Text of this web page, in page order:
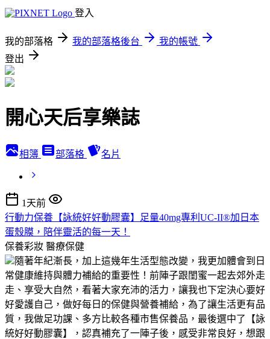
登入
我的部落格 我的部落格後台
我的帳號
登出
開心天后享樂誌
相簿 部落格 名片
1天前
行動力保養【詠統好好動膠囊】足量40mg專利UC-II®加日本
蛋殼膜，陪伴靈活的每一天！
保養彩妝 醫療保健
隨著年紀漸長，加上這幾年生活型態改變，我更加體會到日
常健康維持與體力補給的重要性！前陣子跟閨蜜一起去郊外走
走、享受大自然，看著大家充沛的活力，讓我也下定決心要好
好愛護自己，做好每日的保健與營養補給，為了讓生活更有品
質，我做足功課、多方比較各種市售保養品，最後選中了【詠
統好好動膠囊】，認真補充了一陣子後，感受非常良好，想跟